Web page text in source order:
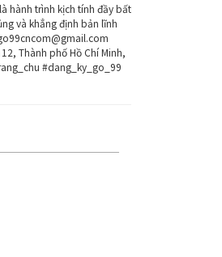
hành trình kịch tính đầy bất
và khẳng định bản lĩnh
Thành phố Hồ Chí Minh,
#dang_ky_go_99